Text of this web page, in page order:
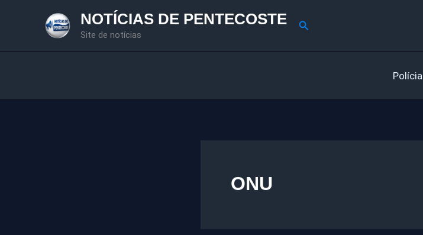
NOTÍCIAS DE PENTECOSTE
Site de notícias
Pesquisar
Polícia
ONU